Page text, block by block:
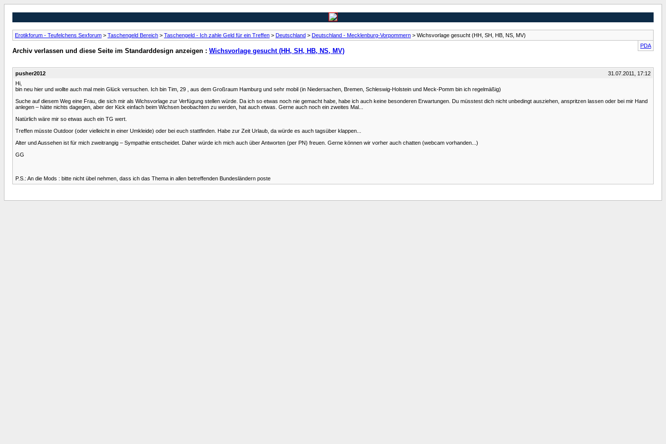
Erotikforum - Teufelchens Sexforum > Taschengeld Bereich > Taschengeld - Ich zahle Geld für ein Treffen > Deutschland > Deutschland - Mecklenburg-Vorpommern > Wichsvorlage gesucht (HH, SH, HB, NS, MV)
PDA
Archiv verlassen und diese Seite im Standarddesign anzeigen : Wichsvorlage gesucht (HH, SH, HB, NS, MV)
pusher2012
31.07.2011, 17:12
Hi,
bin neu hier und wollte auch mal mein Glück versuchen. Ich bin Tim, 29 , aus dem Großraum Hamburg und sehr mobil (in Niedersachen, Bremen, Schleswig-Holstein und Meck-Pomm bin ich regelmäßig)
Suche auf diesem Weg eine Frau, die sich mir als Wichsvorlage zur Verfügung stellen würde. Da ich so etwas noch nie gemacht habe, habe ich auch keine besonderen Erwartungen. Du müsstest dich nicht unbedingt ausziehen, anspritzen lassen oder bei mir Hand
anlegen – hätte nichts dagegen, aber der Kick einfach beim Wichsen beobachten zu werden, hat auch etwas. Gerne auch noch ein zweites Mal...
Natürlich wäre mir so etwas auch ein TG wert.
Treffen müsste Outdoor (oder vielleicht in einer Umkleide) oder bei euch stattfinden. Habe zur Zeit Urlaub, da würde es auch tagsüber klappen...
Alter und Aussehen ist für mich zweitrangig – Sympathie entscheidet. Daher würde ich mich auch über Antworten (per PN) freuen. Gerne können wir vorher auch chatten (webcam vorhanden...)
GG
P.S.: An die Mods : bitte nicht übel nehmen, dass ich das Thema in allen betreffenden Bundesländern poste